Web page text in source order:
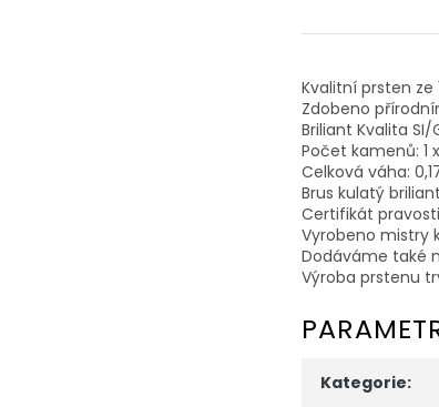
Kvalitní prsten
Zdobeno
Briliant Kvalita SI/
Počet kamenů: 1
Celková váha:
Brus kulatý
Certifikát
Vyrobeno mistry
Dodáváme také
Výroba prstenu
Kategorie: